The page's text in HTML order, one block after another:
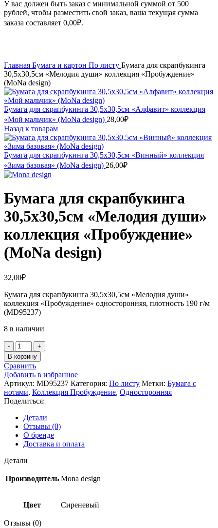
У вас должен быть заказ с минимальной суммой от 500
рублей, чтобы разместить свой заказ, ваша текущая сумма
заказа составляет 0,00₽.
Главная Бумага и картон По листу Бумага для скрапбукинга
30,5х30,5см «Мелодия души» коллекция «Пробуждение»
(MoNa design)
Бумага для скрапбукинга 30,5х30,5см «Алфавит» коллекция
«Мой мальчик» (MoNa design) 28,00₽
Назад к товарам
Бумага для скрапбукинга 30,5х30,5см «Винный» коллекция
«Зима базовая» (MoNa design) 26,00₽
Бумага для скрапбукинга
30,5х30,5см «Мелодия души»
коллекция «Пробуждение»
(MoNa design)
32,00₽
Бумага для скрапбукинга 30,5х30,5см «Мелодия души»
коллекция «Пробуждение» односторонняя, плотность 190 г/м
(MD95237)
8 в наличии
Количество
товара
Бумага
для
скрапбукинга
30,5х30,5см
«Мелодия
души»
коллекция
«Пробуждение»
(MoNa
design)
В корзину
Сравнить
Добавить в избранное
Артикул: MD95237 Категория: По листу Метки: Бумага с
нотами, Коллекция Пробуждение, Односторонняя
Поделиться:
Детали
Отзывы (0)
О бренде
Доставка и оплата
Детали
Производитель Mona design
Цвет Сиреневый
Отзывы (0)